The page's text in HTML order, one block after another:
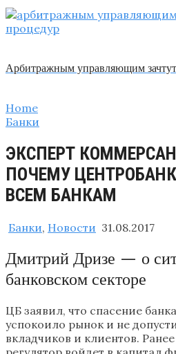
Арбитражным управляющим
Home
Банки
ЭКСПЕРТ
ПОЧЕМУ
ВСЕМ БАНКАМ
Банки, Новости 31.08.2017
Дмитрий Дризе — о
банковском секторе
ЦБ заявил, что спасение
успокоило рынок и не
вкладчиков и клиентов.